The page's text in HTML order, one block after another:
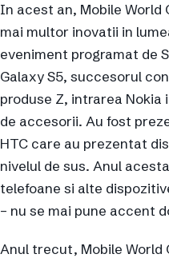
In acest an, Mobile
mai multor inovatii in
eveniment programat de
Galaxy S5, succesorul
produse Z, intrarea Nokia
de accesorii. Au fost
HTC care au prezentat
nivelul de sus. Anul
telefoane si alte
– nu se mai pune accent
Anul trecut, Mobile World